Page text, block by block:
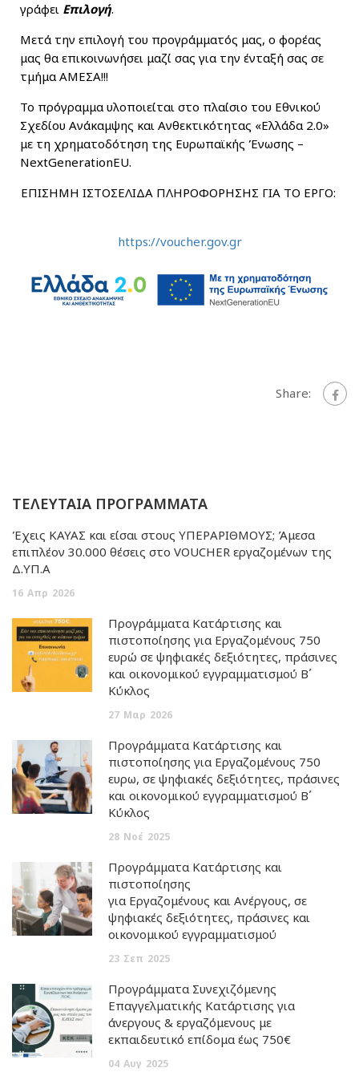
γράφει Επιλογή.
Μετά την επιλογή του προγράμματός μας, ο φορέας
μας θα επικοινωνήσει μαζί σας για την ένταξή σας σε
τμήμα ΑΜΕΣΑ!!!
Το πρόγραμμα υλοποιείται στο πλαίσιο του Εθνικού
Σχεδίου Ανάκαμψης και Ανθεκτικότητας «Ελλάδα 2.0»
με τη χρηματοδότηση της Ευρωπαϊκής Ένωσης –
NextGenerationEU.
ΕΠΙΣΗΜΗ ΙΣΤΟΣΕΛΙΔΑ ΠΛΗΡΟΦΟΡΗΣΗΣ ΓΙΑ ΤΟ ΕΡΓΟ:
https://voucher.gov.gr
Share:
ΤΕΛΕΥΤΑΙΑ ΠΡΟΓΡΑΜΜΑΤΑ
Έχεις ΚΑΥΑΣ και είσαι στους ΥΠΕΡΑΡΙΘΜΟΥΣ; Άμεσα
επιπλέον 30.000 θέσεις στο VOUCHER εργαζομένων της
Δ.ΥΠ.Α
16 Απρ 2026
Προγράμματα Κατάρτισης και
πιστοποίησης για Εργαζομένους 750
ευρώ σε ψηφιακές δεξιότητες, πράσινες
και οικονομικού εγγραμματισμού Β΄
Κύκλος
27 Μαρ 2026
Προγράμματα Κατάρτισης και
πιστοποίησης για Εργαζομένους 750
ευρω, σε ψηφιακές δεξιότητες, πράσινες
και οικονομικού εγγραμματισμού Β΄
Κύκλος
28 Νοέ 2025
Προγράμματα Κατάρτισης και
πιστοποίησης
για Εργαζομένους και Ανέργους, σε
ψηφιακές δεξιότητες, πράσινες και
οικονομικού εγγραμματισμού
23 Σεπ 2025
Προγράμματα Συνεχιζόμενης
Επαγγελματικής Κατάρτισης για
άνεργους & εργαζόμενους με
εκπαιδευτικό επίδομα έως 750€
04 Αυγ 2025